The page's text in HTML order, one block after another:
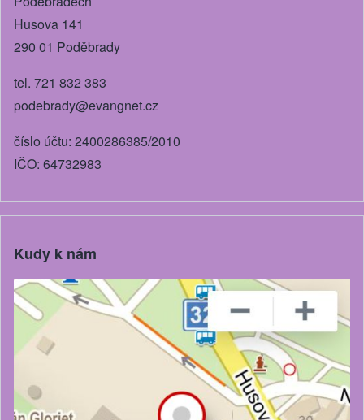
Husova 141
290 01 Poděbrady
tel. 721 832 383
podebrady@evangnet.cz
číslo účtu: 2400286385/2010
IČO: 64732983
Kudy k nám